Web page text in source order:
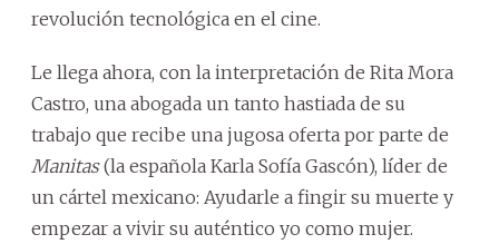
revolución tecnológica en el cine.
Le llega ahora, con la interpretación de Rita Mora
Castro, una abogada un tanto hastiada de su
trabajo que recibe una jugosa oferta por parte de
Manitas(la española Karla Sofía Gascón), líder de
un cártel mexicano: Ayudarle a fingir su muerte y
empezar a vivir su auténtico yo como mujer.